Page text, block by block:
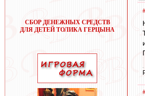
СБОР ДЕНЕЖНЫХ СРЕДСТВ
ДЛЯ ДЕТЕЙ ТОЛИКА ГЕРЦЫНА